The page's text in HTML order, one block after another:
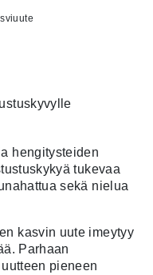
hengitysteiden
tukevaa
sekä nielua
kasvin uute imeytyy
Parhaan
pieneen